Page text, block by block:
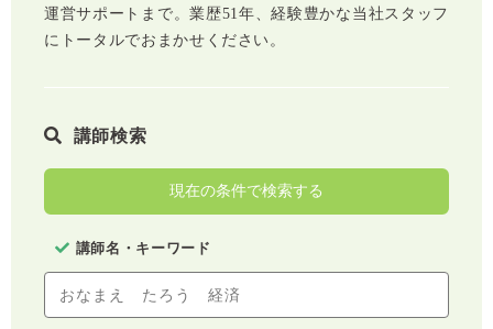
運営サポートまで。業歴51年、経験豊かな当社スタッフ
にトータルでおまかせください。
講師検索
現在の条件で検索する
講師名・キーワード